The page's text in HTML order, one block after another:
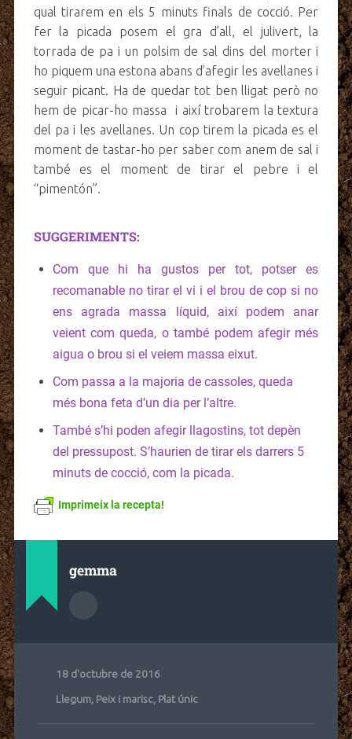
qual tirarem en els 5 minuts finals de cocció. Per
fer la picada posem el gra d’all, el julivert, la
torrada de pa i un polsim de sal dins del morter i
ho piquem una estona abans d’afegir les avellanes i
seguir picant. Ha de quedar tot ben lligat però no
hem de picar-ho massa i així trobarem la textura
del pa i les avellanes. Un cop tirem la picada es el
moment de tastar-ho per saber com anem de sal i
també es el moment de tirar el pebre i el
“pimentón”.
SUGGERIMENTS:
Com que hi ha gustos per tot, potser es
recomanable no tirar el vi i el brou de cop si no
ens agrada massa líquid, així podem anar
veient com queda, o també podem afegir més
aigua o brou si el veiem massa eixut.
Com passa a la majoria de cassoles, queda
més bona feta d’un dia per l’altre.
També s’hi poden afegir llagostins, tot depèn
del pressupost. S’haurien de tirar els darrers 5
minuts de cocció, com la picada.
Imprimeix la recepta!
gemma
18 d'octubre de 2016
Llegum, Peix i marisc, Plat únic